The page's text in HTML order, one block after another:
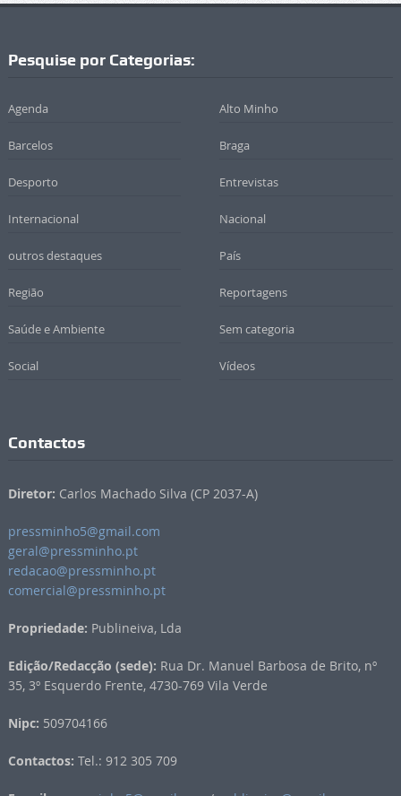
Pesquise por Categorias:
Agenda Alto Minho
Barcelos Braga
Desporto Entrevistas
Internacional Nacional
outros destaques País
Região Reportagens
Saúde e Ambiente Sem categoria
Social Vídeos
Contactos
Diretor: Carlos Machado Silva (CP 2037-A)
pressminho5@gmail.com
geral@pressminho.pt
redacao@pressminho.pt
comercial@pressminho.pt
Propriedade: Publineiva, Lda
Edição/Redacção (sede): Rua Dr. Manuel Barbosa de Brito, nº
35, 3º Esquerdo Frente, 4730-769 Vila Verde
Nipc: 509704166
Contactos: Tel.: 912 305 709